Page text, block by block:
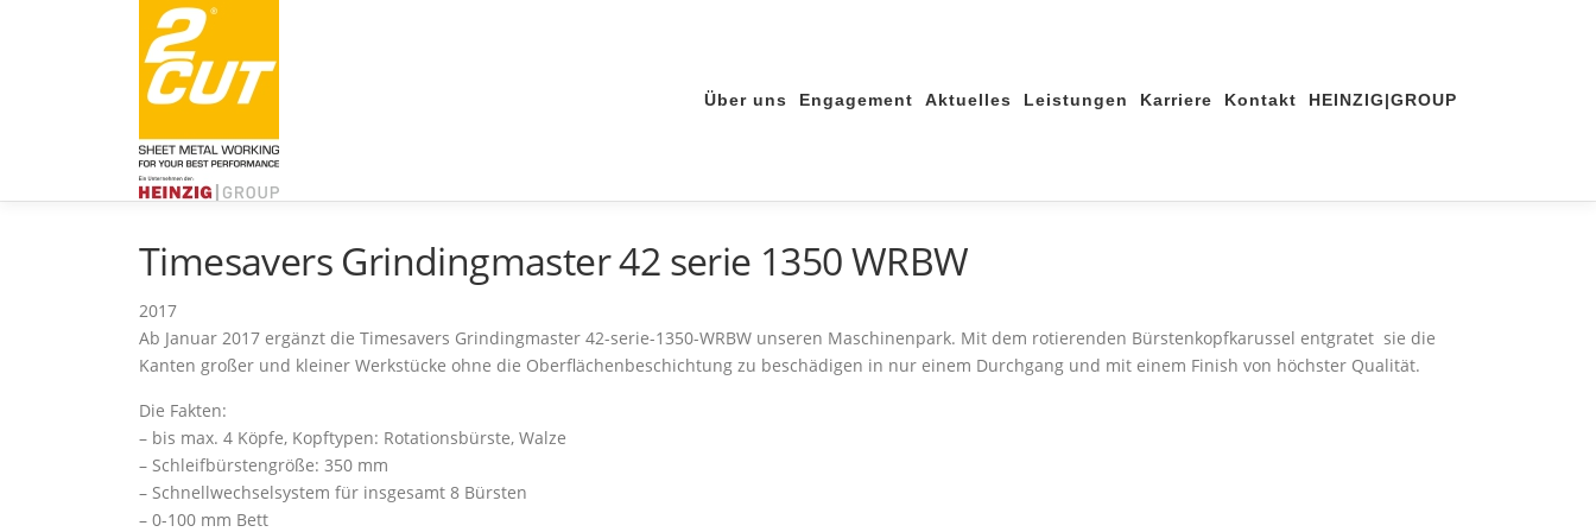
Über uns Engagement Aktuelles Leistungen Karriere Kontakt HEINZIG|GROUP
Timesavers Grindingmaster 42 serie 1350 WRBW
2017
Ab Januar 2017 ergänzt die Timesavers Grindingmaster 42-serie-1350-WRBW unseren Maschinenpark. Mit dem rotierenden Bürstenkopfkarussel entgratet sie die
Kanten großer und kleiner Werkstücke ohne die Oberflächenbeschichtung zu beschädigen in nur einem Durchgang und mit einem Finish von höchster Qualität.
Die Fakten:
– bis max. 4 Köpfe, Kopftypen: Rotationsbürste, Walze
– Schleifbürstengröße: 350 mm
– Schnellwechselsystem für insgesamt 8 Bürsten
– 0-100 mm Bett